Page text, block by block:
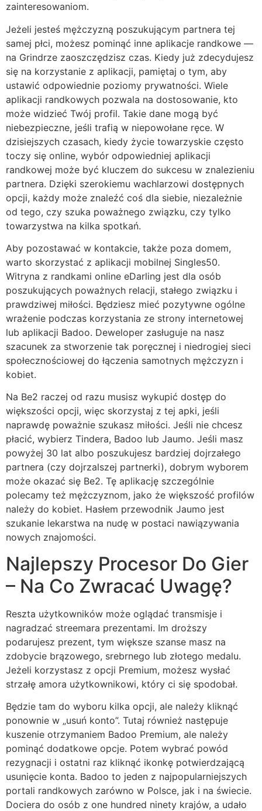
zainteresowaniom.
Jeżeli jesteś mężczyzną poszukującym partnera tej
samej płci, możesz pominąć inne aplikacje randkowe —
na Grindrze zaoszczędzisz czas. Kiedy już⁣ zdecydujesz
się ‍na ‌korzystanie z aplikacji, pamiętaj o tym, aby
ustawić odpowiednie ⁤poziomy ‍prywatności. ⁢Wiele
aplikacji ⁣randkowych pozwala na dostosowanie, kto⁢
może widzieć Twój ‍profil. Takie ‌dane mogą‍ być
niebezpieczne, jeśli​ trafią w niepowołane ⁣ręce. W
dzisiejszych czasach, kiedy życie towarzyskie ‌często
toczy się online, wybór odpowiedniej aplikacji​
randkowej może być kluczem ‌do ‌sukcesu w znalezieniu
partnera. ​Dzięki‍ szerokiemu wachlarzowi dostępnych
opcji, każdy może znaleźć ‌coś dla siebie, niezależnie
od tego, czy ⁤szuka poważnego ⁣związku, czy tylko
towarzystwa ​na ‍kilka ‌spotkań.
Aby pozostawać w kontakcie, także poza domem,
warto skorzystać z aplikacji mobilnej Singles50.
Witryna z randkami online eDarling jest dla osób
poszukujących poważnych relacji, stałego związku i
prawdziwej miłości. Będziesz mieć pozytywne ogólne
wrażenie podczas korzystania ze strony internetowej
lub aplikacji Badoo. Deweloper zasługuje na nasz
szacunek za stworzenie tak poręcznej i niedrogiej sieci
społecznościowej do łączenia samotnych mężczyzn i
kobiet.
Na Be2 raczej od razu musisz wykupić dostęp do
większości opcji, więc skorzystaj z tej apki, jeśli
naprawdę poważnie szukasz miłości. Jeśli nie chcesz
płacić, wybierz Tindera, Badoo lub Jaumo. Jeśli masz
powyżej 30 lat albo poszukujesz bardziej dojrzałego
partnera (czy dojrzalszej partnerki), dobrym wyborem
może okazać się Be2. Tę aplikację szczególnie
polecamy też mężczyznom, jako że większość profilów
należy do kobiet. Hasłem przewodnik Jaumo jest
szukanie lekarstwa na nudę w postaci nawiązywania
nowych znajomości.
Najlepszy Procesor Do Gier
– Na Co Zwracać Uwagę?
Reszta użytkowników może oglądać transmisje i
nagradzać streemara prezentami. Im droższy
podarujesz prezent, tym większe szanse masz na
zdobycie brązowego, srebrnego lub złotego medalu.
Jeżeli korzystasz z opcji Premium, możesz wysłać
strzałę amora użytkownikowi, który ci się spodobał.
Będzie tam do wyboru kilka opcji, ale należy kliknąć
ponownie w „usuń konto”. Tutaj również następuje
kuszenie otrzymaniem Badoo Premium, ale należy
pominąć dodatkowe opcje. Potem wybrać powód
rezygnacji i ostatni raz kliknąć ikonkę potwierdzającą
usunięcie konta. Badoo to jeden z najpopularniejszych
portali randkowych zarówno w Polsce, jak i na świecie.
Dociera do osób z one hundred ninety krajów, a udało